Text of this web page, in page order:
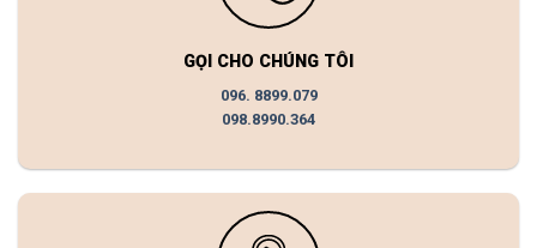
GỌI CHO CHÚNG TÔI
096. 8899.079
098.8990.364